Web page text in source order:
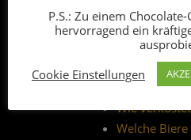
5
Wer seid ihr?
Wie
Welche
P.S.: Zu einem
hervorragend ein
Cookie Einstellungen